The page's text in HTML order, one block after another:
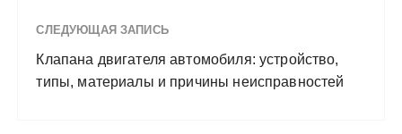
СЛЕДУЮЩАЯ ЗАПИСЬ
Клапана двигателя автомобиля: устройство,
типы, материалы и причины неисправностей